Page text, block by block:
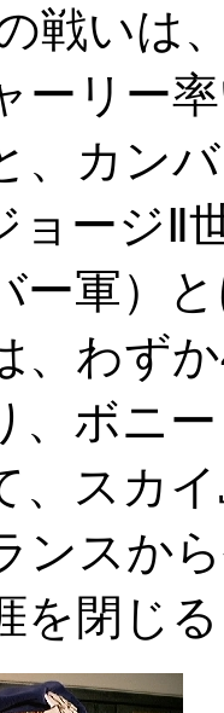
いは
ーリー
、カン
ョージ
ー軍）
、わず
、ボニ
、スカ
ンスか
を閉じ